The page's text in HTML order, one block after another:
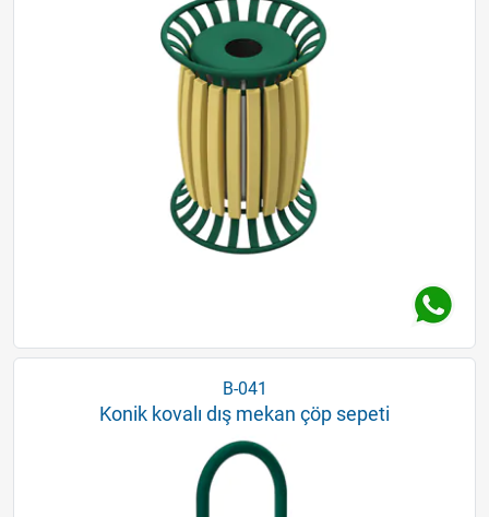
B-041
Konik kovalı dış mekan çöp sepeti